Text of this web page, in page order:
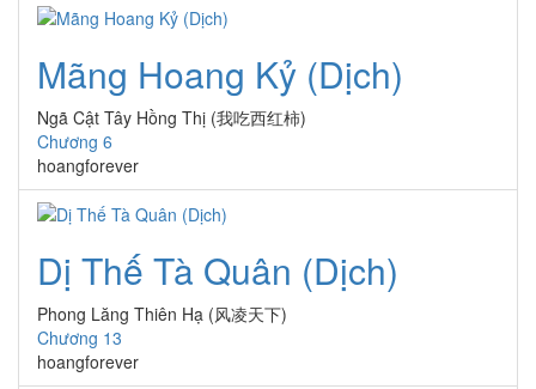
Mãng Hoang Kỷ (Dịch)
Ngã Cật Tây Hồng Thị (我吃西红柿)
Chương 6
hoangforever
Dị Thế Tà Quân (Dịch)
Phong Lăng Thiên Hạ (风凌天下)
Chương 13
hoangforever